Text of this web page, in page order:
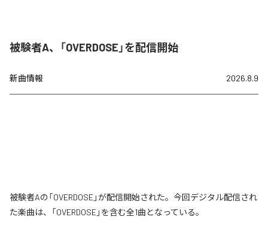
被験者A、「OVERDOSE」を配信開始
新曲情報 2026.8.9
被験者Aの「OVERDOSE」が配信開始された。今回デジタル配信され
た楽曲は、「OVERDOSE」を含む全1曲となっている。